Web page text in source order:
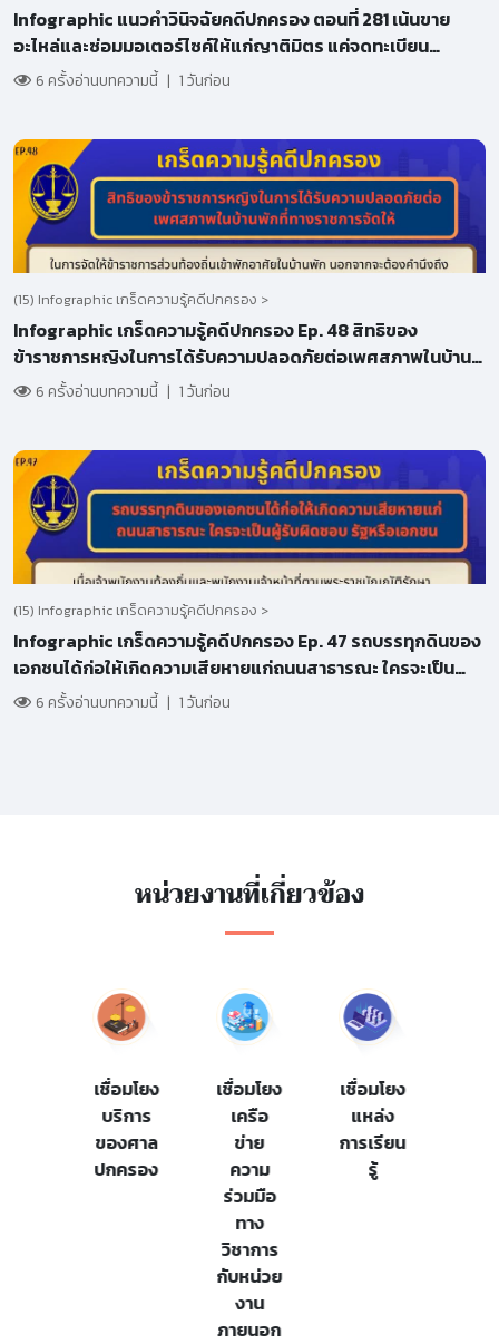
Infographic แนวคำวินิจฉัยคดีปกครอง ตอนที่ 281 เน้นขาย
อะไหล่และซ่อมมอเตอร์ไซค์ให้แก่ญาติมิตร แค่จดทะเบียน
พาณิชย์เพียงพอหรือไม่?
6 ครั้งอ่านบทความนี้ | 1 วันก่อน
(15) Infographic เกร็ดความรู้คดีปกครอง >
Infographic เกร็ดความรู้คดีปกครอง Ep. 48 สิทธิของ
ข้าราชการหญิงในการได้รับความปลอดภัยต่อเพศสภาพในบ้าน
พักที่ทางราชการจัดให้
6 ครั้งอ่านบทความนี้ | 1 วันก่อน
(15) Infographic เกร็ดความรู้คดีปกครอง >
Infographic เกร็ดความรู้คดีปกครอง Ep. 47 รถบรรทุกดินของ
เอกชนได้ก่อให้เกิดความเสียหายแก่ถนนสาธารณะ ใครจะเป็น
ผู้รับผิดชอบ รัฐหรือเอกชน
6 ครั้งอ่านบทความนี้ | 1 วันก่อน
หน่วยงานที่เกี่ยวข้อง
เชื่อมโยง
บริการ
ของศาล
ปกครอง
เชื่อมโยง
เครือ
ข่าย
ความ
ร่วมมือ
ทาง
วิชาการ
กับหน่วย
งาน
ภายนอก
เชื่อมโยง
แหล่ง
การเรียน
รู้